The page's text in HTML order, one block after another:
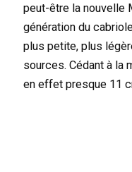
peut-être la nouvelle
génération du
plus petite, plus
sources. Cédant à la
en effet presque 11